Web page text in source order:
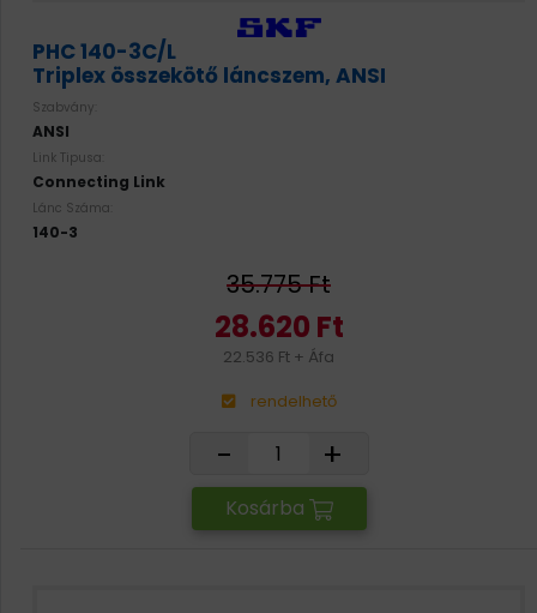
PHC 140-3C/L
Triplex összekötő láncszem, ANSI
Szabvány:
ANSI
Link Tipusa:
Connecting Link
Lánc Száma:
140-3
35.775 Ft
28.620 Ft
22.536 Ft + Áfa
rendelhető
- +
Kosárba